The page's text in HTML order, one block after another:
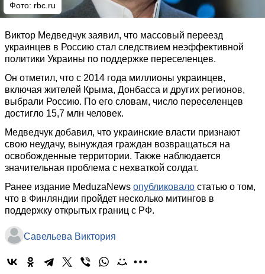
Фото: rbc.ru
Виктор Медведчук заявил, что массовый переезд
украинцев в Россию стал следствием неэффективной
политики Украины по поддержке переселенцев.
Он отметил, что с 2014 года миллионы украинцев,
включая жителей Крыма, Донбасса и других регионов,
выбрали Россию. По его словам, число переселенцев
достигло 15,7 млн человек.
Медведчук добавил, что украинские власти признают
свою неудачу, вынуждая граждан возвращаться на
освобожденные территории. Также наблюдается
значительная проблема с нехваткой солдат.
Ранее издание MeduzaNews опубликовало статью о том,
что в Финляндии пройдет несколько митингов в
поддержку открытых границ с РФ.
Савельева Виктория